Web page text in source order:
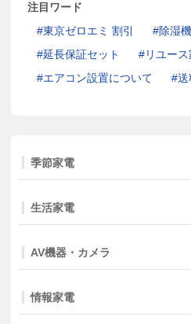
注目ワード
東京ゼロエミ 割引
除湿機
延長保証セット
リユース
エアコン設置について
送
季節家電
生活家電
AV機器・カメラ
情報家電